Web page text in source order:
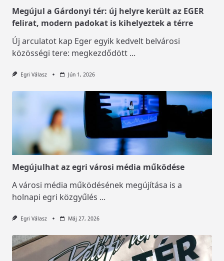
Megújul a Gárdonyi tér: új helyre került az EGER
felirat, modern padokat is kihelyeztek a térre
Új arculatot kap Eger egyik kedvelt belvárosi
közösségi tere: megkezdődött ...
Egri Válasz Jún 1, 2026
Megújulhat az egri városi média működése
A városi média működésének megújítása is a
holnapi egri közgyűlés ...
Egri Válasz Máj 27, 2026